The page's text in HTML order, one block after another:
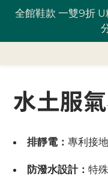
全館鞋款 一雙9折
台灣
U粉就是你！
全館鞋款 一雙9折 U
水土服
排靜電： 專利接
防潑水設計： 特